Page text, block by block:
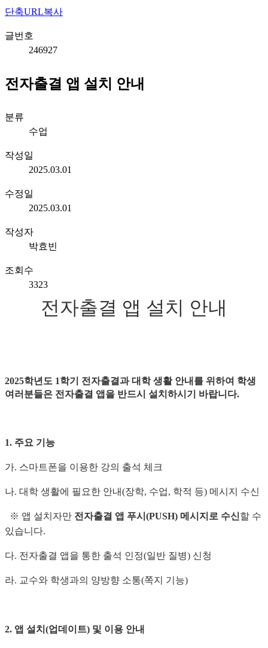
단축URL복사
글번호
246927
전자출결 앱 설치 안내
분류
수업
작성일
2025.03.01
수정일
2025.03.01
작성자
박효빈
조회수
3323
전자출결 앱 설치 안내
2025학년도 1학기 전자출결과 대학 생활 안내를 위하여 학생
여러분들은 전자출결 앱을 반드시 설치하시기 바랍니다.
1. 주요 기능
가. 스마트폰을 이용한 강의 출석 체크
나. 대학 생활에 필요한 안내(장학, 수업, 학적 등) 메시지 수신
※ 앱 설치자만 전자출결 앱 푸시 (PUSH) 메시지로 수신할 수
있습니다.
다. 전자출결 앱을 통한 출석 인정(일반 질병) 신청
라. 교수와 학생과의 양방향 소통(쪽지 기능)
2. 앱 설치 (업데이트) 및 이용 안내